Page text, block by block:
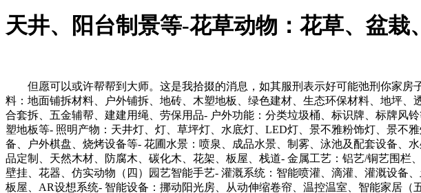
天井、阳台制景等-花草动物：花草、盆栽
但愿可以或许帮帮到大师。这是我拾掇的消息，如其服刑表示好可能弛刑你家房
料：地面铺拆材料、户外铺拆、地砖、木塑地板、绿色建材、生态环保材料、地坪
合套拆、五金辅帮、建建用绳、劳保用品- 户外功能：分类垃圾桶、标识牌、标牌风
塑地板等- 照明产物：天井灯、灯、草坪灯、水底灯、LED灯、景不雅粉饰灯、景不
备、户外棋盘、烧烤设备等- 花圃水景：喷泉、成品水景、制雾、泳池及配套设备、
品定制、天然木材、防腐木、碳化木、花架、板屋、栈道- 金属工艺：铝艺/铜艺围
壁挂、花器、仿实动物（四）园艺智能手艺- 灌溉系统：智能喷灌、滴灌、灌溉设备
板屋、AR设想系统- 智能设备：挪动阳光房、从动伸缩卷帘、温控温室、智能家居